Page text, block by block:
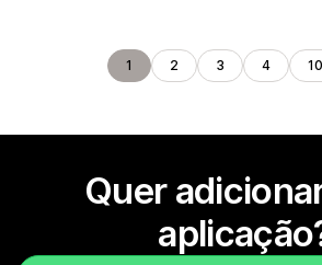
1 2 3 4 10
Quer